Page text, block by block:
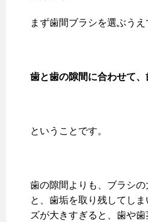
まず歯間ブラシを選ぶうえ
歯と歯の隙間に合わせて、
ということです。
歯の隙間よりも、ブラシ
と、歯垢を取り残してし
ズが大きすぎると、歯や